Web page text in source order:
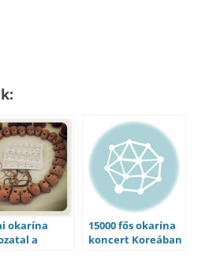
okarína
a
15000 fős okarína
koncert Koreában